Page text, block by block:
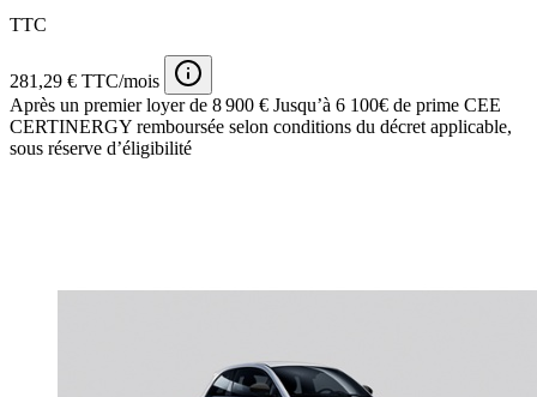
TTC
281,29 € TTC/mois
Après un premier loyer de 8 900 € Jusqu’à 6 100€ de prime CEE
CERTINERGY remboursée selon conditions du décret applicable,
sous réserve d’éligibilité